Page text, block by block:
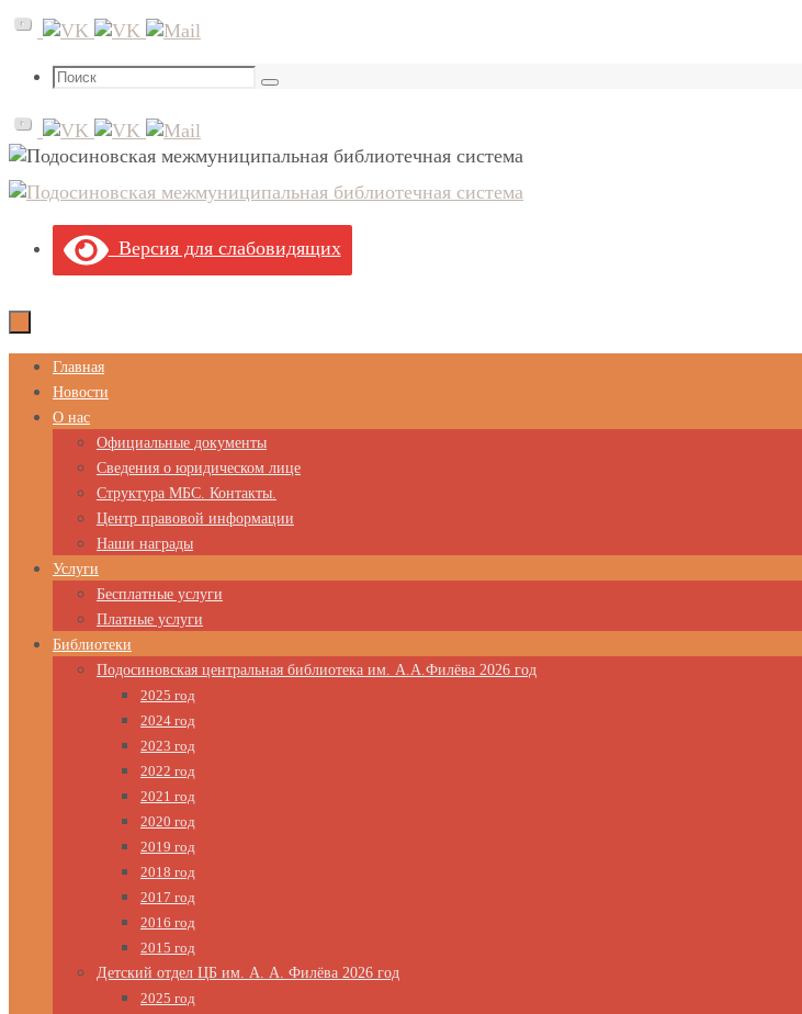
Перейти
содержимому
Что
Поиск
Версия для слабовидящих
Перейти
содержимому
Главная
Новости
О нас
Официальные документы
Сведения о юридическом лице
Структура МБС. Контакты.
Центр правовой информации
Наши награды
Услуги
Бесплатные услуги
Платные услуги
Библиотеки
Подосиновская центральная библиотека им. А.А.Филёва 2026 год
2025 год
2024 год
2023 год
2022 год
2021 год
2020 год
2019 год
2018 год
2017 год
2016 год
2015 год
Детский отдел ЦБ им. А. А. Филёва 2026 год
2025 год